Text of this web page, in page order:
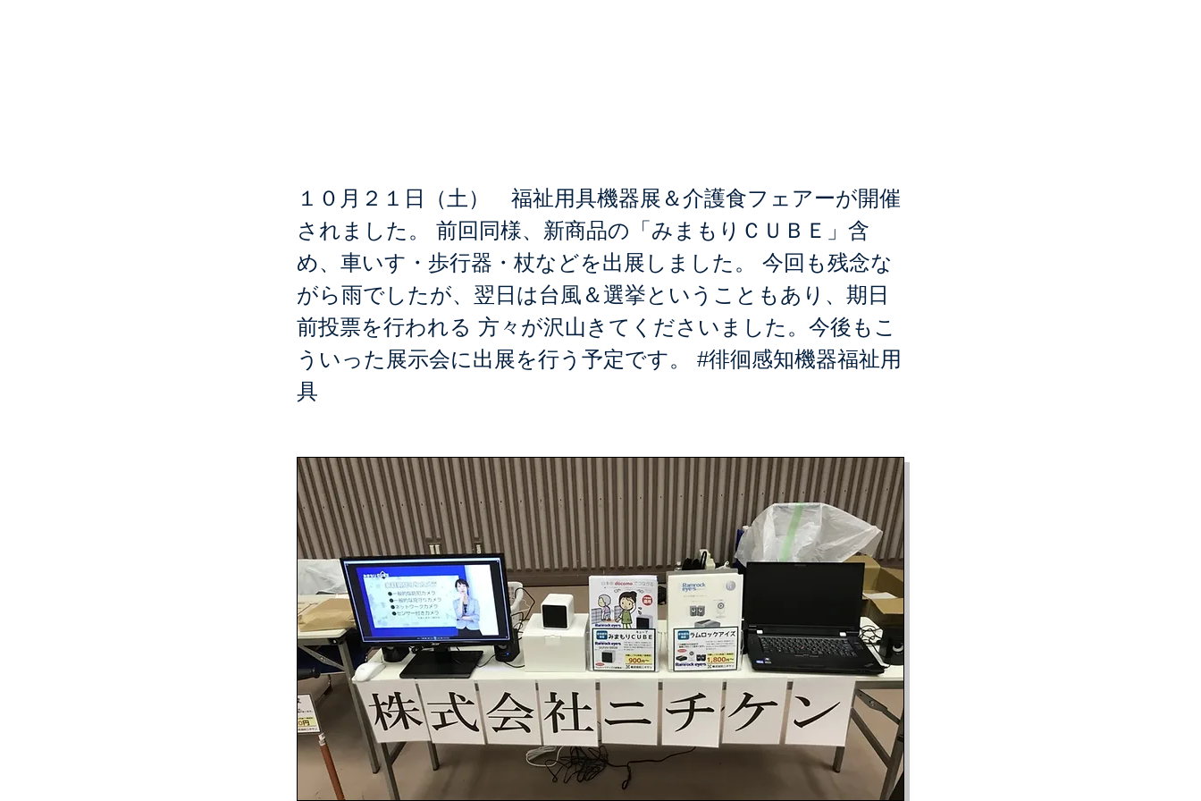
１０月２１日（土） 福祉用具機器展＆介護食フェアーが開催
されました。 前回同様、新商品の「みまもりＣＵＢＥ」含
め、車いす・歩行器・杖などを出展しました。 今回も残念な
がら雨でしたが、翌日は台風＆選挙ということもあり、期日
前投票を行われる 方々が沢山きてくださいました。今後もこ
ういった展示会に出展を行う予定です。 #徘徊感知機器福祉用
具